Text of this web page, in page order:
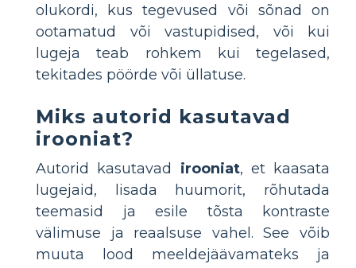
olukordi, kus tegevused või sõnad on
ootamatud või vastupidised, või kui
lugeja teab rohkem kui tegelased,
tekitades pöörde või üllatuse.
Miks autorid kasutavad
irooniat?
Autorid kasutavad irooniat, et kaasata
lugejaid, lisada huumorit, rõhutada
teemasid ja esile tõsta kontraste
välimuse ja reaalsuse vahel. See võib
muuta lood meeldejäävamateks ja